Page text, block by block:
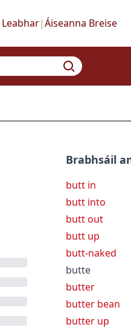
Leabhar|Áiseanna Breise
Brabhsáil
butt in
butt into
butt out
butt up
butt-naked
butte
butter
butter bean
butter up